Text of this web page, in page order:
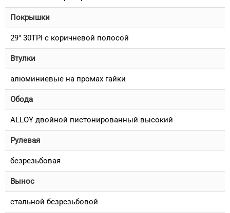
Покрышки
29" 30TPI с коричневой полосой
Втулки
алюминиевые на промах гайки
Обода
ALLOY двойной пистонированный высокий
Рулевая
безрезьбовая
Вынос
стальной безрезьбовой